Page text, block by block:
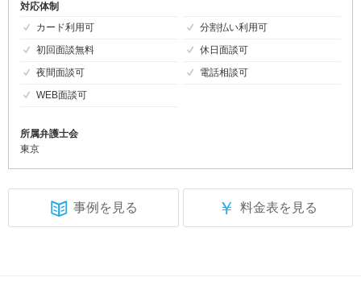
対応体制
カード利用可
分割払い利用可
初回面談無料
休日面談可
夜間面談可
電話相談可
WEB面談可
所属弁護士会
東京
事例を見る ￥ 料金表を見る